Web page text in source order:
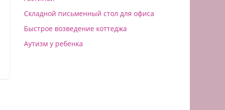
Складной письменный стол для офиса
Быстрое возведение коттеджа
Аутизм у ребенка